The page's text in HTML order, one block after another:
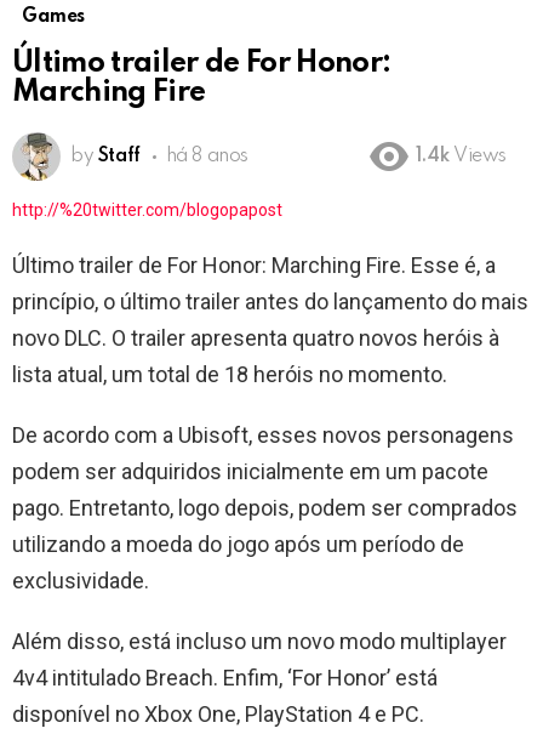
Games
Último trailer de For Honor:
Marching Fire
by Staff há 8 anos 1.4k Views
http://%20twitter.com/blogopapost
Último trailer de For Honor: Marching Fire. Esse é, a
princípio, o último trailer antes do lançamento do mais
novo DLC. O trailer apresenta quatro novos heróis à
lista atual, um total de 18 heróis no momento.
De acordo com a Ubisoft, esses novos personagens
podem ser adquiridos inicialmente em um pacote
pago. Entretanto, logo depois, podem ser comprados
utilizando a moeda do jogo após um período de
exclusividade.
Além disso, está incluso um novo modo multiplayer
4v4 intitulado Breach. Enfim, ‘For Honor’ está
disponível no Xbox One, PlayStation 4 e PC.